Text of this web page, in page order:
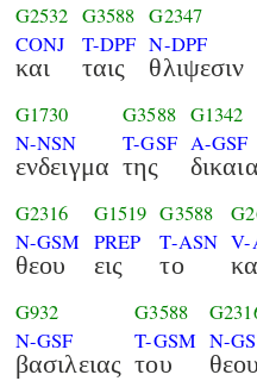
G2532
CONJ
και
G3588
T-DPF
ταις
G2347
N-DPF
θλιψεσιν
G1730
N-NSN
ενδειγμα
G3588
T-GSF
της
G1342
A-GSF
G2316
N-GSM
θεου
G1519
PREP
εις
G3588
T-ASN
το
V-
G932
N-GSF
βασιλειας
G3588
T-GSM
του
N-
θεου